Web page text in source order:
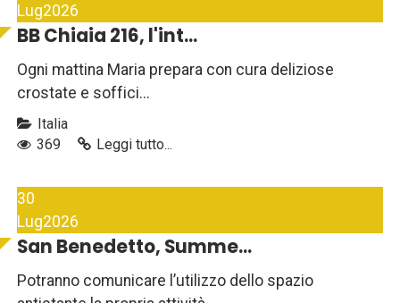
Lug2026
BB Chiaia 216, l'int...
Ogni mattina Maria prepara con cura deliziose
crostate e soffici...
Italia
369
Leggi tutto...
30
Lug2026
San Benedetto, Summe...
Potranno comunicare l’utilizzo dello spazio